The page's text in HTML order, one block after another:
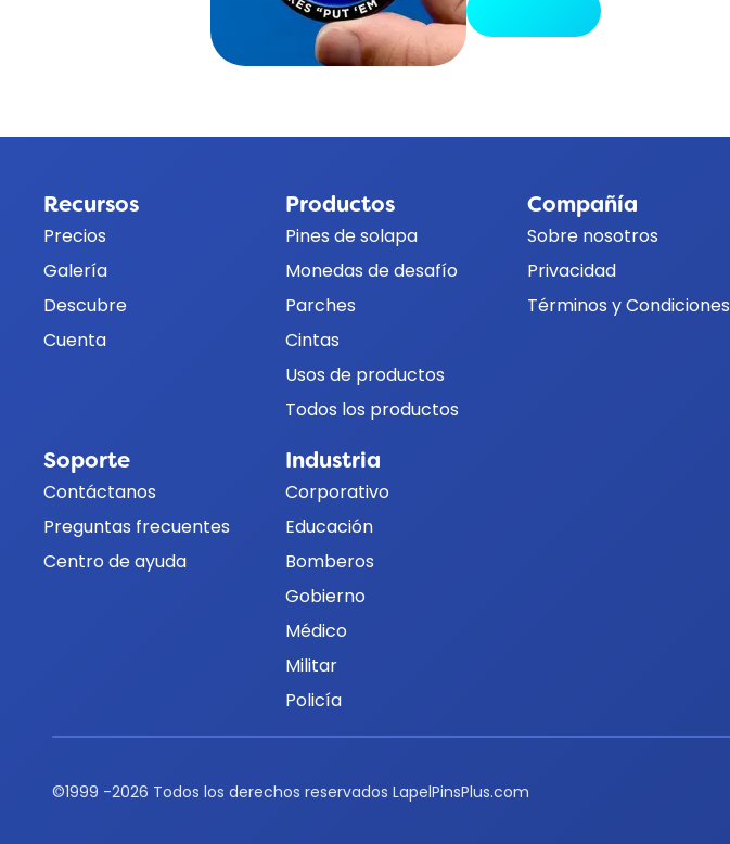
Recursos
Precios
Galería
Descubre
Cuenta
Productos
Pines de solapa
Monedas de desafío
Parches
Cintas
Usos de productos
Todos los productos
Compañía
Sobre nosotros
Privacidad
Términos y Condiciones
Soporte
Contáctanos
Preguntas frecuentes
Centro de ayuda
Industria
Corporativo
Educación
Bomberos
Gobierno
Médico
Militar
Policía
©1999 -2026 Todos los derechos reservados LapelPinsPlus.com